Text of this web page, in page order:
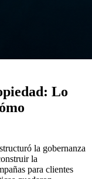
Lo
la gobernanza
la
para clientes